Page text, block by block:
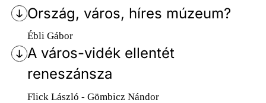
Ország, város, híres múzeum?
Ébli Gábor
A város-vidék ellentét
reneszánsza
Flick László - Gömbicz Nándor